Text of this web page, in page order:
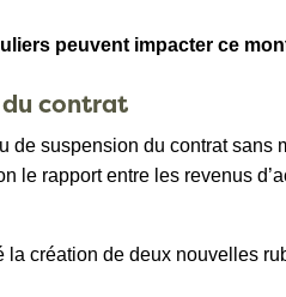
peuvent impacter ce
du contrat
de suspension du contrat
le rapport entre les revenus
création de deux nouvelles